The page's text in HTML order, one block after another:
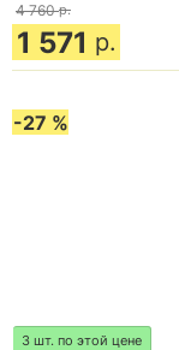
4 760 р.
1 571 р.
-27 %
3 шт. по этой цене